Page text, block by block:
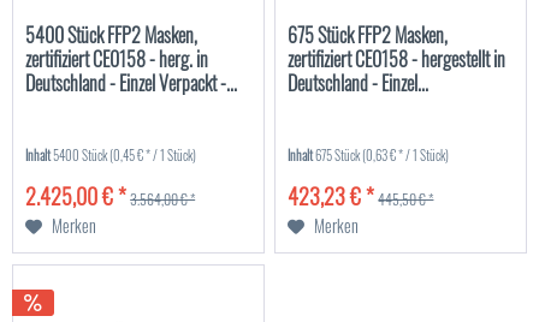
5400 Stück FFP2 Masken,
zertifiziert CE0158 - herg. in
Deutschland - Einzel Verpackt -...
Inhalt5400 Stück(0,45 € * / 1 Stück)
2.425,00 € *3.564,00 € *
Merken
675 Stück FFP2 Masken,
zertifiziert CE0158 - hergestellt in
Deutschland - Einzel...
Inhalt675 Stück(0,63 € * / 1 Stück)
423,23 € * 445,50 € *
Merken